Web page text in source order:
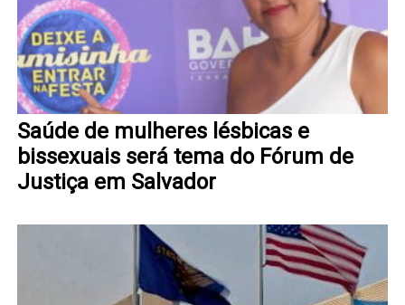
Saúde de mulheres lésbicas e
bissexuais será tema do Fórum de
Justiça em Salvador